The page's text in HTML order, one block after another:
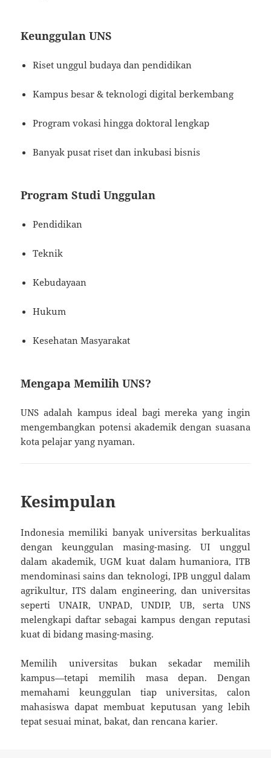
Keunggulan UNS
Riset unggul budaya dan pendidikan
Kampus besar & teknologi digital berkembang
Program vokasi hingga doktoral lengkap
Banyak pusat riset dan inkubasi bisnis
Program Studi Unggulan
Pendidikan
Teknik
Kebudayaan
Hukum
Kesehatan Masyarakat
Mengapa Memilih UNS?
UNS adalah kampus ideal bagi mereka yang ingin
mengembangkan potensi akademik dengan suasana
kota pelajar yang nyaman.
Kesimpulan
Indonesia memiliki banyak universitas berkualitas
dengan keunggulan masing-masing. UI unggul
dalam akademik, UGM kuat dalam humaniora, ITB
mendominasi sains dan teknologi, IPB unggul dalam
agrikultur, ITS dalam engineering, dan universitas
seperti UNAIR, UNPAD, UNDIP, UB, serta UNS
melengkapi daftar sebagai kampus dengan reputasi
kuat di bidang masing-masing.
Memilih universitas bukan sekadar memilih
kampus—tetapi memilih masa depan. Dengan
memahami keunggulan tiap universitas, calon
mahasiswa dapat membuat keputusan yang lebih
tepat sesuai minat, bakat, dan rencana karier.